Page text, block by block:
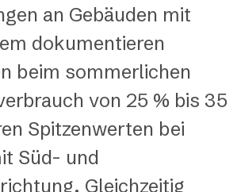
an Gebäuden mit
dokumentieren
beim sommerlichen
von 25 % bis 35
Spitzenwerten bei
Süd- und
Gleichzeitig